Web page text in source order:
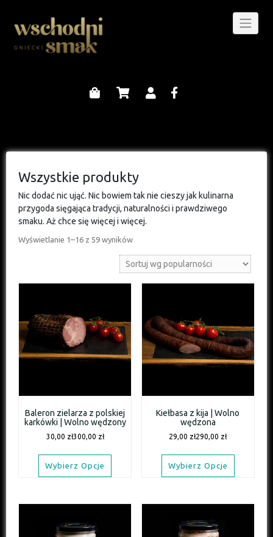
Wszystkie produkty
Nic dodać nic ująć. Nic bowiem tak nie cieszy jak kulinarna
przygoda sięgająca tradycji, naturalności i prawdziwego
smaku. Aż chce się więcej i więcej.
Wyświetlanie 1–16 z 59 wyników
Baleron zielarza z polskiej
karkówki | Wolno wędzony
30,00 zł300,00 zł
Wybierz Opcje
Kiełbasa z kija | Wolno
wędzona
29,00 zł290,00 zł
Wybierz Opcje